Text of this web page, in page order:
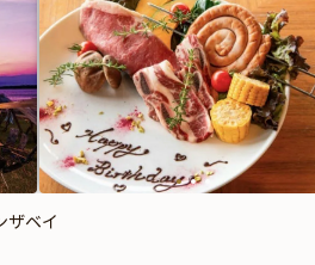
ザベイ